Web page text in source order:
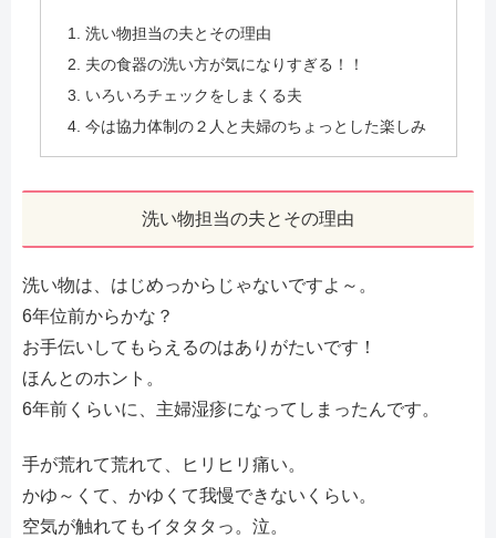
洗い物担当の夫とその理由
夫の食器の洗い方が気になりすぎる！！
いろいろチェックをしまくる夫
今は協力体制の２人と夫婦のちょっとした楽しみ
洗い物担当の夫とその理由
洗い物は、はじめっからじゃないですよ～。
6年位前からかな？
お手伝いしてもらえるのはありがたいです！
ほんとのホント。
6年前くらいに、主婦湿疹になってしまったんです。
手が荒れて荒れて、ヒリヒリ痛い。
かゆ～くて、かゆくて我慢できないくらい。
空気が触れてもイタタタっ。泣。